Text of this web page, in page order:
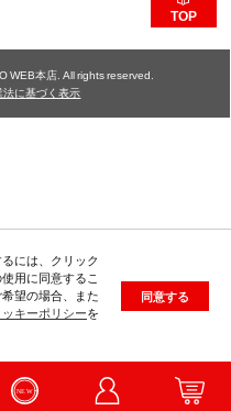
には、クリック
用に同意するこ
望の場合、また
ッキーポリシーを
同意する
TOP
WEB本店. All rights reserved.
法に基づく表示